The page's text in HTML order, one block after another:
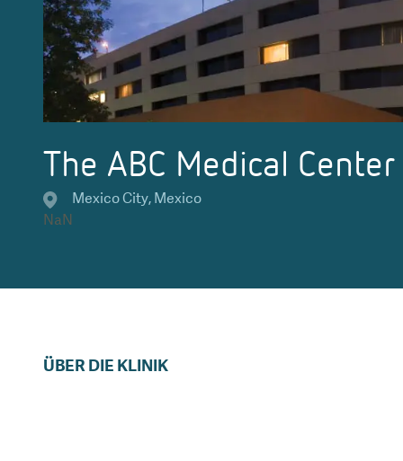
The ABC Medical Center
Mexico City, Mexico
NaN
ÜBER DIE KLINIK